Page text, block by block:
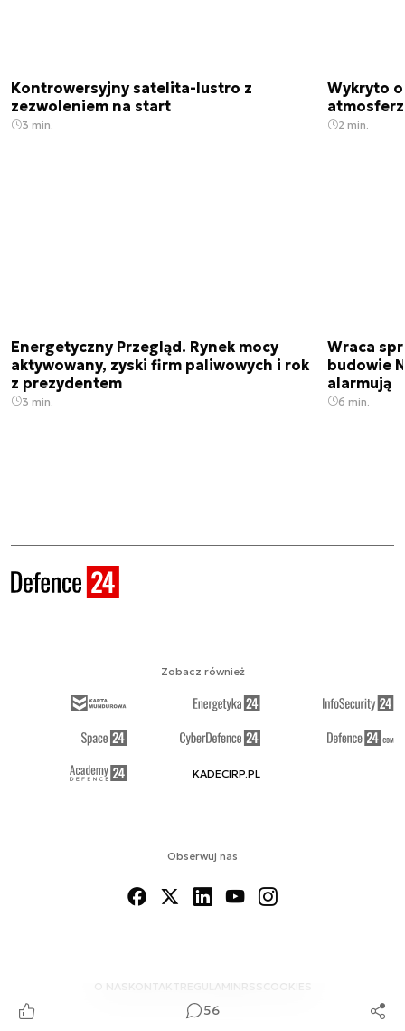
56
Kontrowersyjny satelita-lustro z
zezwoleniem na start
3 min.
Wykryto
2 min.
Energetyczny Przegląd. Rynek mocy
aktywowany, zyski firm paliwowych i rok
z prezydentem
3 min.
Wraca
budowie
alarmują
6 min.
Obserwuj nas
O NAS KONTAKTREGULAMINRSS COOKIES
Zobacz również
KADECIRP.PL